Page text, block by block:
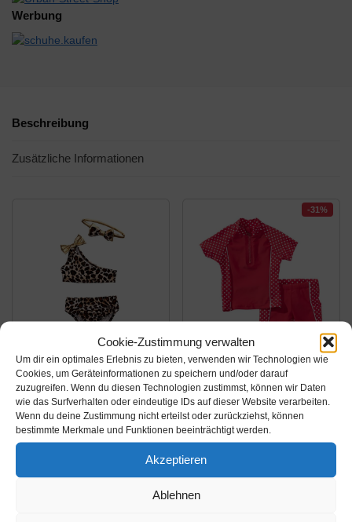
Cookie-Zustimmung verwalten
Um dir ein optimales Erlebnis zu bieten, verwenden wir Technologien wie
Cookies, um Geräteinformationen zu speichern und/oder darauf
zuzugreifen. Wenn du diesen Technologien zustimmst, können wir Daten
wie das Surfverhalten oder eindeutige IDs auf dieser Website verarbeiten.
Wenn du deine Zustimmung nicht erteilst oder zurückziehst, können
bestimmte Merkmale und Funktionen beeinträchtigt werden.
Akzeptieren
Ablehnen
Werbung
Beschreibung
Zusätzliche Informationen
Amazon.de
8,39€
Carolilly 3-teiliger
Badeanzug für kleine
Leopardenmuster,
Amazon / Ebay
-31%
Amazon.de
23,90€34,99€
Playshoes Mädchen 2-
teiliges Badeanzug
,Rot (8 rot ),86/92
Amazon / Ebay